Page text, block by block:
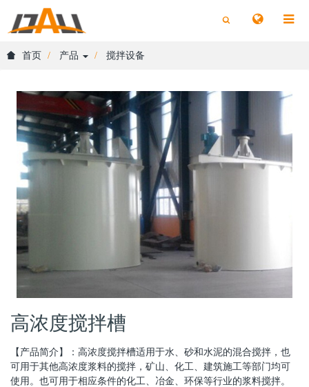
切
换
切
换
首页 产品 搅拌设备
高浓度搅拌槽
【产品简介】：高浓度搅拌槽适用于水、砂和水泥的混合搅拌，也
可用于其他高浓度浆料的搅拌，矿山、化工、建筑施工等部门均可
使用。也可用于相应条件的化工、冶金、环保等行业的浆料搅拌。